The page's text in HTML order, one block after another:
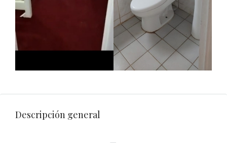
Descripción general